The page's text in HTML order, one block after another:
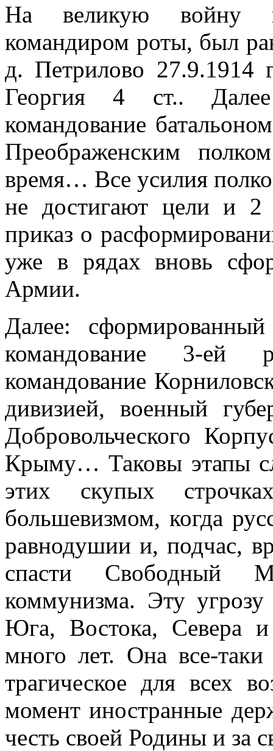
На великую войну
командиром роты, был
д. Петрилово 27.9.1914
Георгия 4 ст..
командование
Преображенским
время… Все усилия
не достигают цели и 2
приказ о
уже в рядах вновь
Армии.
Далее:
командование 3-ей
командование
дивизией, военный
Добровольческого
Крыму… Таковы этапы
этих скупых
большевизмом, когда
равнодушии и, подчас,
спасти Свободный
коммунизма. Эту угрозу
Юга, Востока, Севера
много лет. Она все-
трагическое для всех
момент иностранные
честь своей Родины и за